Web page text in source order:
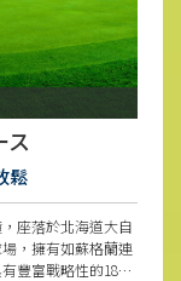
鬆
座落於北海道大自
，擁有如蘇格蘭連
豐富戰略性的18